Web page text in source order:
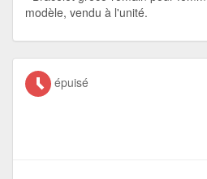
modèle, vendu à l'unité.
épuisé